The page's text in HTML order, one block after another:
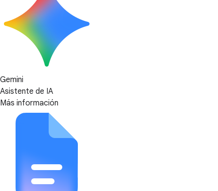
Gemini
Asistente de IA
Más información